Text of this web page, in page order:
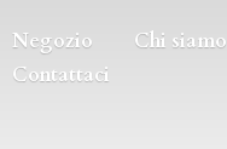
Negozio Chi siamo
Contattaci